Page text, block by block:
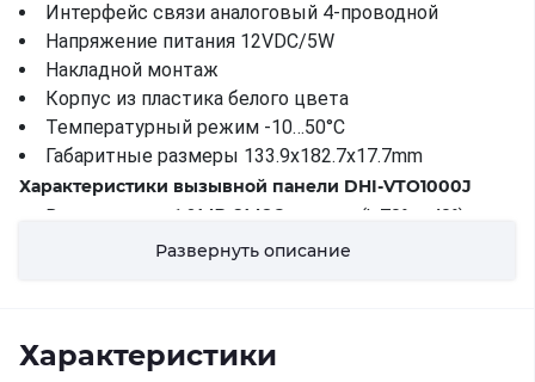
Интерфейс связи аналоговый 4-проводной
Напряжение питания 12VDC/5W
Накладной монтаж
Корпус из пластика белого цвета
Температурный режим -10…50°С
Габаритные размеры 133.9x182.7x17.7mm
Характеристики вызывной панели DHI-VTO1000J
Видеомодуль 1.3MP CMOS камера (h:70°, v:40°)
Минимальная освещенность 0 люкс (ИК
микрофона, подключение кнопки выхода, датчика
Развернуть описание
Характеристики